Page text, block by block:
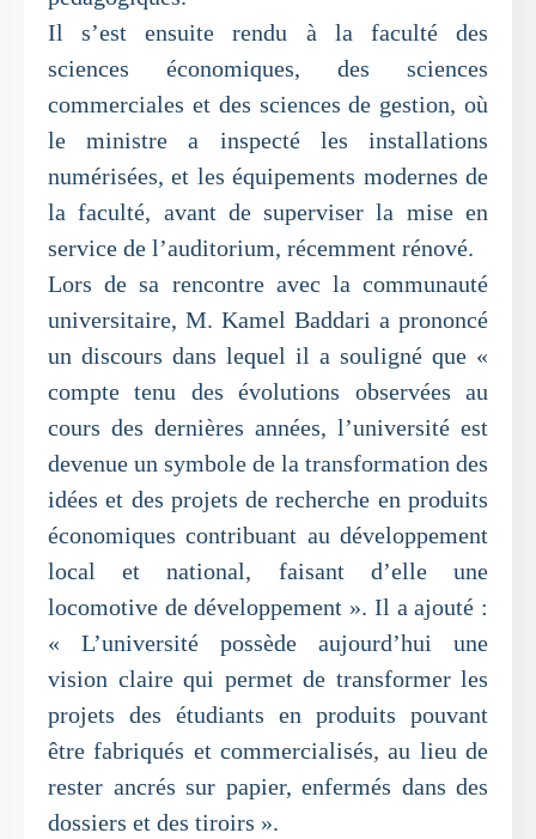
Il s’est ensuite rendu à la faculté des
sciences économiques, des sciences
commerciales et des sciences de gestion, où
le ministre a inspecté les installations
numérisées, et les équipements modernes de
la faculté, avant de superviser la mise en
service de l’auditorium, récemment rénové.
Lors de sa rencontre avec la communauté
universitaire, M. Kamel Baddari a prononcé
un discours dans lequel il a souligné que «
compte tenu des évolutions observées au
cours des dernières années, l’université est
devenue un symbole de la transformation des
idées et des projets de recherche en produits
économiques contribuant au développement
local et national, faisant d’elle une
locomotive de développement ». Il a ajouté :
« L’université possède aujourd’hui une
vision claire qui permet de transformer les
projets des étudiants en produits pouvant
être fabriqués et commercialisés, au lieu de
rester ancrés sur papier, enfermés dans des
dossiers et des tiroirs ».